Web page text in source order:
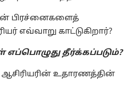
பிரச்னைகளைத்
எவ்வாறு காட்டுகிறார்?
தீர்க்கப்படும்?
உதாரணத்தின்